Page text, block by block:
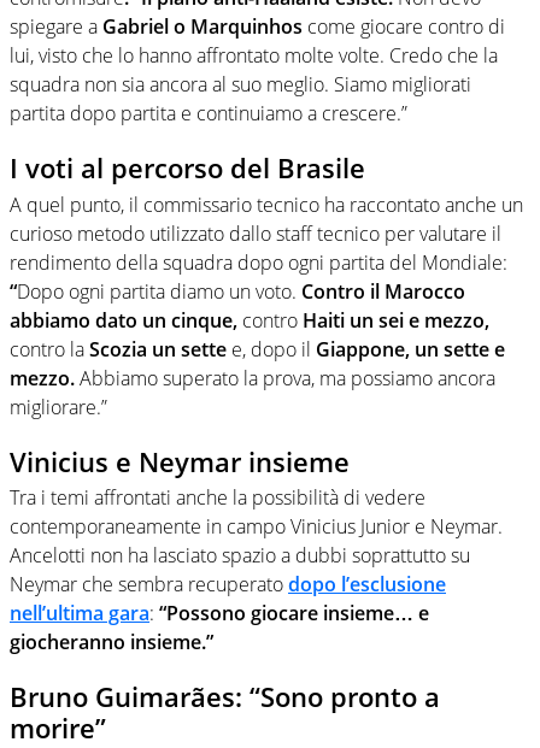
spiegare a Gabriel o Marquinhos come giocare contro di
lui, visto che lo hanno affrontato molte volte. Credo che la
squadra non sia ancora al suo meglio. Siamo migliorati
partita dopo partita e continuiamo a crescere.”
I voti al percorso del Brasile
A quel punto, il commissario tecnico ha raccontato anche un
curioso metodo utilizzato dallo staff tecnico per valutare il
rendimento della squadra dopo ogni partita del Mondiale:
“Dopo ogni partita diamo un voto. Contro il Marocco
abbiamo dato un cinque, contro Haiti un sei e mezzo,
contro laScozia un sette e, dopo il Giappone, un sette e
mezzo.Abbiamo superato la prova, ma possiamo ancora
migliorare.”
Vinicius e Neymar insieme
Tra i temi affrontati anche la possibilità di vedere
contemporaneamente in campo Vinicius Junior e Neymar.
Ancelotti non ha lasciato spazio a dubbi soprattutto su
Neymar che sembra recuperatodopo l’esclusione
nell’ultima gara: “Possono giocare insieme… e
giocheranno insieme.”
Bruno Guimarães: “Sono pronto a
morire”